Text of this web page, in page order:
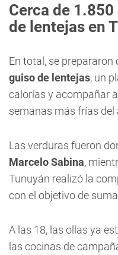
Cerca de
de lentejas en
En total, se prepararon
guiso de lentejas, un
calorías y acompañar
semanas más frías del
Las verduras fueron
Marcelo Sabina,
Tunuyán realizó la
con el objetivo de
A las 18, las ollas ya
las cocinas de